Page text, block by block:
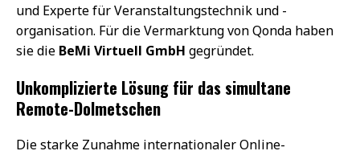
und Experte für Veranstaltungstechnik und -
organisation. Für die Vermarktung von Qonda haben
sie die BeMi Virtuell GmbH gegründet.
Unkomplizierte Lösung für das simultane
Remote-Dolmetschen
Die starke Zunahme internationaler Online-